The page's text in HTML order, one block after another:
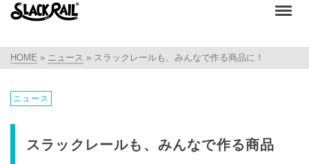
HOME » ニュース » スラックレールも、みんなで作る商品に！
ニュース
スラックレールも、みんなで作る商品